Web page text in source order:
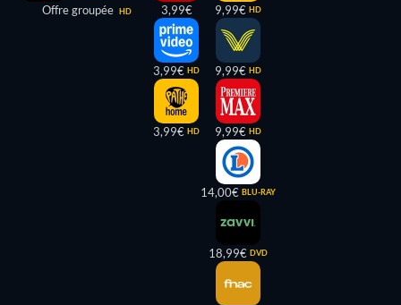
Offre groupée HD 3,99€
3,99€ HD
3,99€ HD
9,99€ HD
9,99€ HD
9,99€ HD
14,00€ BLU-RAY
18,99€ DVD